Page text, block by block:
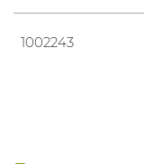
1002243